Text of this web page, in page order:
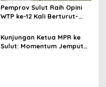
Pemprov Sulut Raih Opini
WTP ke-12 Kali Berturut-
yang Sehat dan Akuntabel
Kunjungan Ketua MPR ke
Sulut: Momentum Jemput